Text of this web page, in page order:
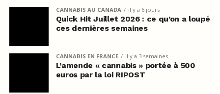
CANNABIS AU CANADA il y a 6 jours
Quick Hit Juillet 2026 : ce qu’on a loupé
ces dernières semaines
CANNABIS EN FRANCE il y a 3 semaines
L’amende « cannabis » portée à 500
euros par la loi RIPOST